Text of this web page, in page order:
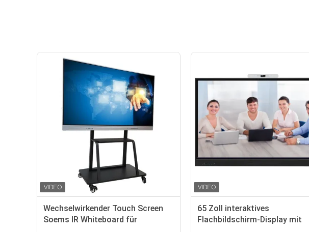
Wechselwirkender Touch Screen
Soems IR Whiteboard für
65 Zoll interaktives
Flachbildschirm-Display mit